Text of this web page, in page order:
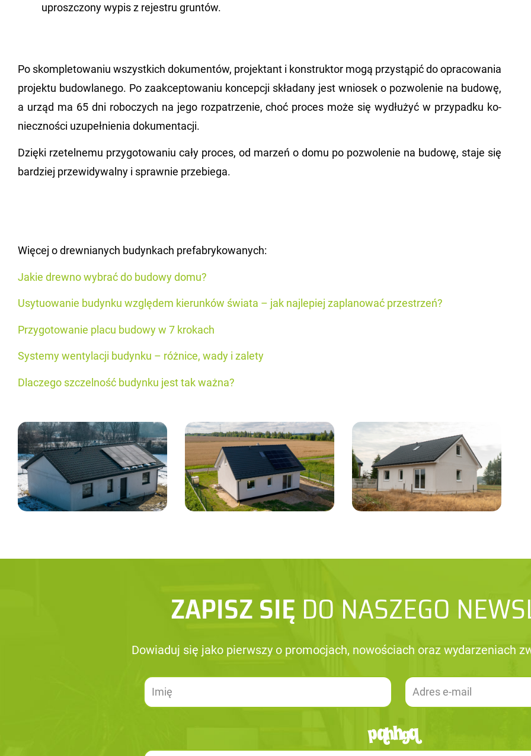
uproszczony wypis z rejestru gruntów.
Po skom­ple­to­wa­niu wszyst­kich do­ku­men­tów, pro­jek­tant i kon­struk­tor mogą przy­stą­pić do opra­co­wa­nia
pro­jek­tu bu­dow­la­ne­go. Po za­ak­cep­to­wa­niu kon­cep­cji skła­da­ny jest wnio­sek o po­zwo­le­nie na bu­do­wę,
a urząd ma 65 dni ro­bo­czych na jego roz­pa­trze­nie, choć pro­ces może się wy­dłu­żyć w przy­pad­ku ko­
niecz­no­ści uzu­peł­nie­nia do­ku­men­ta­cji.
Dzię­ki rze­tel­ne­mu przy­go­to­wa­niu cały pro­ces, od ma­rzeń o domu po po­zwo­le­nie na bu­do­wę, staje się
bar­dziej prze­wi­dy­wal­ny i spraw­nie prze­bie­ga.
Wię­cej o drew­nia­nych bu­dyn­kach pre­fa­bry­ko­wa­nych:
Jakie drew­no wy­brać do bu­do­wy domu?
Usy­tu­owa­nie bu­dyn­ku wzglę­dem kie­run­ków świa­ta – jak naj­le­piej za­pla­no­wać prze­strzeń?
Przy­go­to­wa­nie placu bu­do­wy w 7 kro­kach
Sys­te­my wen­ty­la­cji bu­dyn­ku – róż­ni­ce, wady i za­le­ty
Dla­cze­go szczel­ność bu­dyn­ku jest tak ważna?
ZAPISZ SIĘ DO NASZEGO
Dowiaduj się jako pierwszy o promocjach, nowościach oraz wydarzeniach